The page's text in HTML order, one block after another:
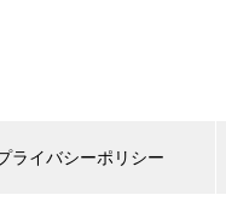
ライバシーポリシー